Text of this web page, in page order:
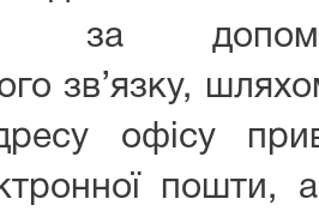
за
зв’язку,
офісу
пошти,